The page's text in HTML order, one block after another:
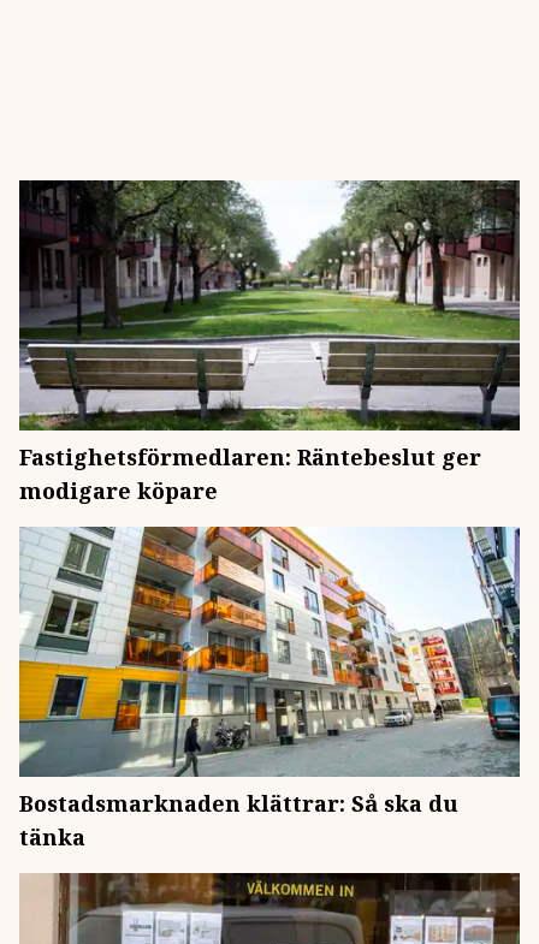
Fastighetsförmedlaren: Räntebeslut ger
modigare köpare
Bostadsmarknaden klättrar: Så ska du
tänka